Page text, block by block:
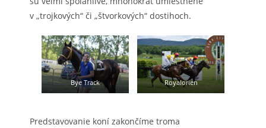
v „trojkových“ či „štvorkových“ dostihoch.
Bye Track Royalorien
Predstavovanie koní zakončíme troma